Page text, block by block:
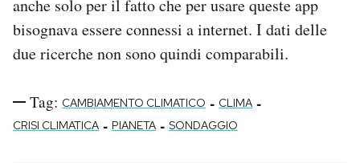
anche solo per il fatto che per usare queste app
bisognava essere connessi a internet. I dati delle
due ricerche non sono quindi comparabili.
Tag: CAMBIAMENTO CLIMATICO - CLIMA -
CRISI CLIMATICA - PIANETA - SONDAGGIO